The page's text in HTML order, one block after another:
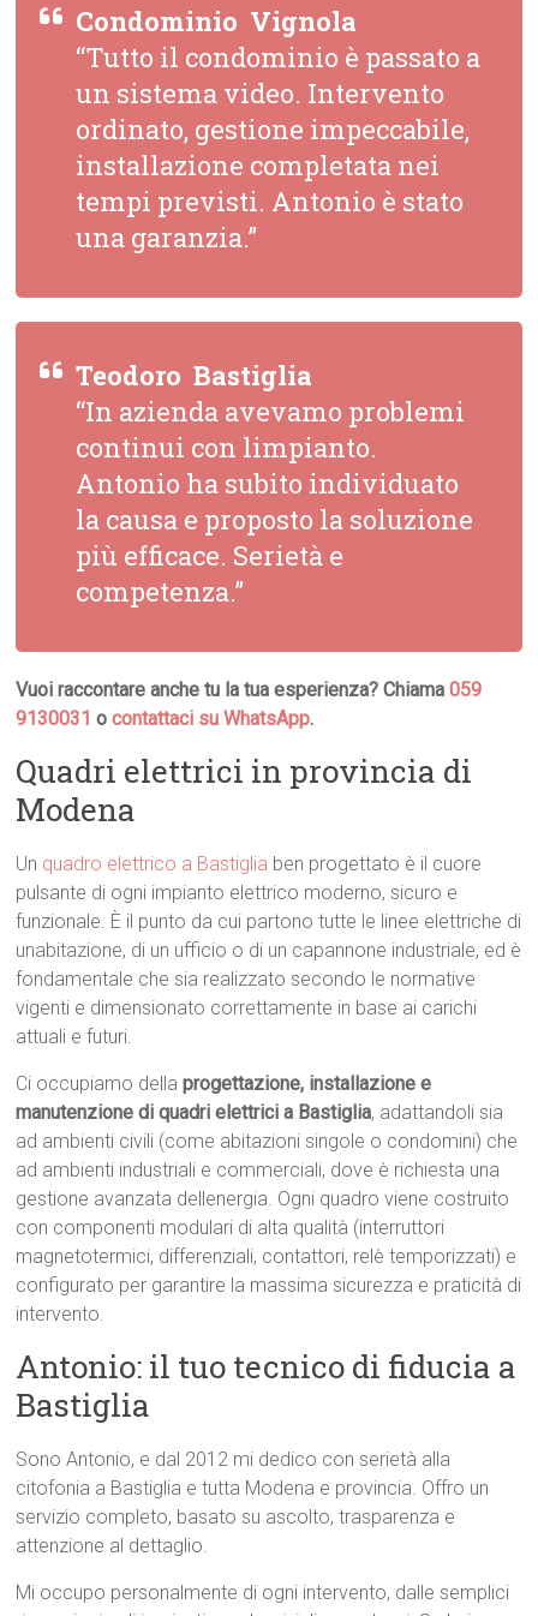
Condominio  Vignola
“Tutto il condominio è passato a
un sistema video. Intervento
ordinato, gestione impeccabile,
installazione completata nei
tempi previsti. Antonio è stato
una garanzia.”
Teodoro  Bastiglia
“In azienda avevamo problemi
continui con limpianto.
Antonio ha subito individuato
la causa e proposto la soluzione
più efficace. Serietà e
competenza.”
Vuoi raccontare anche tu la tua esperienza? Chiama059
9130031 ocontattaci su WhatsApp.
Quadri elettrici in provincia di
Modena
Un quadro elettrico a Bastiglia ben progettato è il cuore
pulsante di ogni impianto elettrico moderno, sicuro e
funzionale. È il punto da cui partono tutte le linee elettriche di
unabitazione, di un ufficio o di un capannone industriale, ed è
fondamentale che sia realizzato secondo le normative
vigenti e dimensionato correttamente in base ai carichi
attuali e futuri.
Ci occupiamo dellaprogettazione, installazione e
manutenzione di quadri elettrici a Bastiglia, adattandoli sia
ad ambienti civili (come abitazioni singole o condomini) che
ad ambienti industriali e commerciali, dove è richiesta una
gestione avanzata dellenergia. Ogni quadro viene costruito
con componenti modulari di alta qualità (interruttori
magnetotermici, differenziali, contattori, relè temporizzati) e
configurato per garantire la massima sicurezza e praticità di
intervento.
Antonio: il tuo tecnico di fiducia a
Bastiglia
Sono Antonio, e dal 2012 mi dedico con serietà alla
citofonia a Bastiglia e tutta Modena e provincia. Offro un
servizio completo, basato su ascolto, trasparenza e
attenzione al dettaglio.
Mi occupo personalmente di ogni intervento, dalle semplici